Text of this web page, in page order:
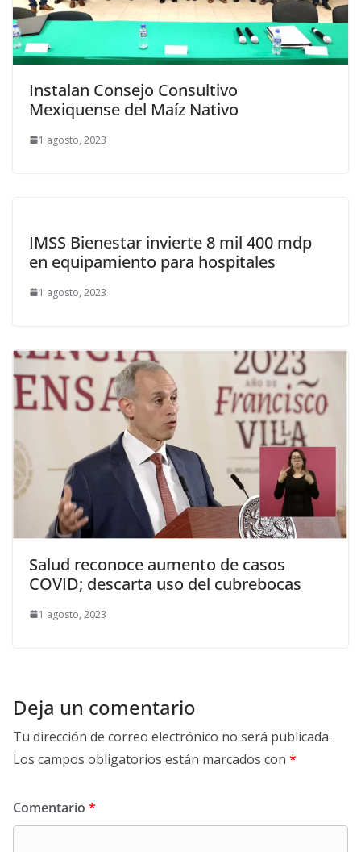
Instalan Consejo Consultivo
Mexiquense del Maíz Nativo
1 agosto, 2023
IMSS Bienestar invierte 8 mil 400 mdp
en equipamiento para hospitales
1 agosto, 2023
Salud reconoce aumento de casos
COVID; descarta uso del cubrebocas
1 agosto, 2023
Deja un comentario
Tu dirección de correo electrónico no será publicada.
Los campos obligatorios están marcados con *
Comentario *